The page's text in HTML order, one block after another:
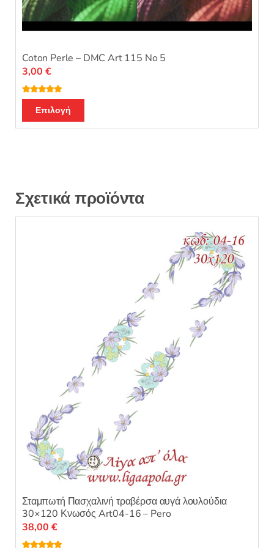
Coton Perle – DMC Art 115 No 5
Βαθμολογή
θηκε με5.00
από 5
3,00 €
Επιλογή
το
Οι
επιλογές
προϊόντος
Σχετικά προϊόντα
Σταμπωτή Πασχαλινή τραβέρσα αυγά λουλούδια
30×120 Κνωσός Art04-16 – Pero
38,00 €